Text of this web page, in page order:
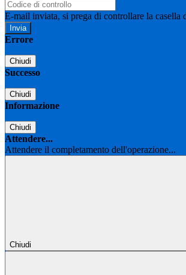
E-mail inviata, si prega di controllare la casella
Errore
Chiudi
Successo
Chiudi
Informazione
Chiudi
Attendere...
Attendere il completamento dell'operazione...
Chiudi